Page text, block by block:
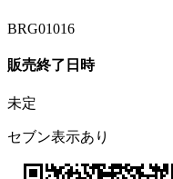
BRG01016
販売終了日時
未定
セブン表示あり